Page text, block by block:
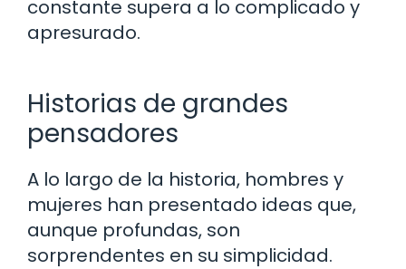
constante supera a lo complicado y
apresurado.
Historias de grandes
pensadores
A lo largo de la historia, hombres y
mujeres han presentado ideas que,
aunque profundas, son
sorprendentes en su simplicidad.